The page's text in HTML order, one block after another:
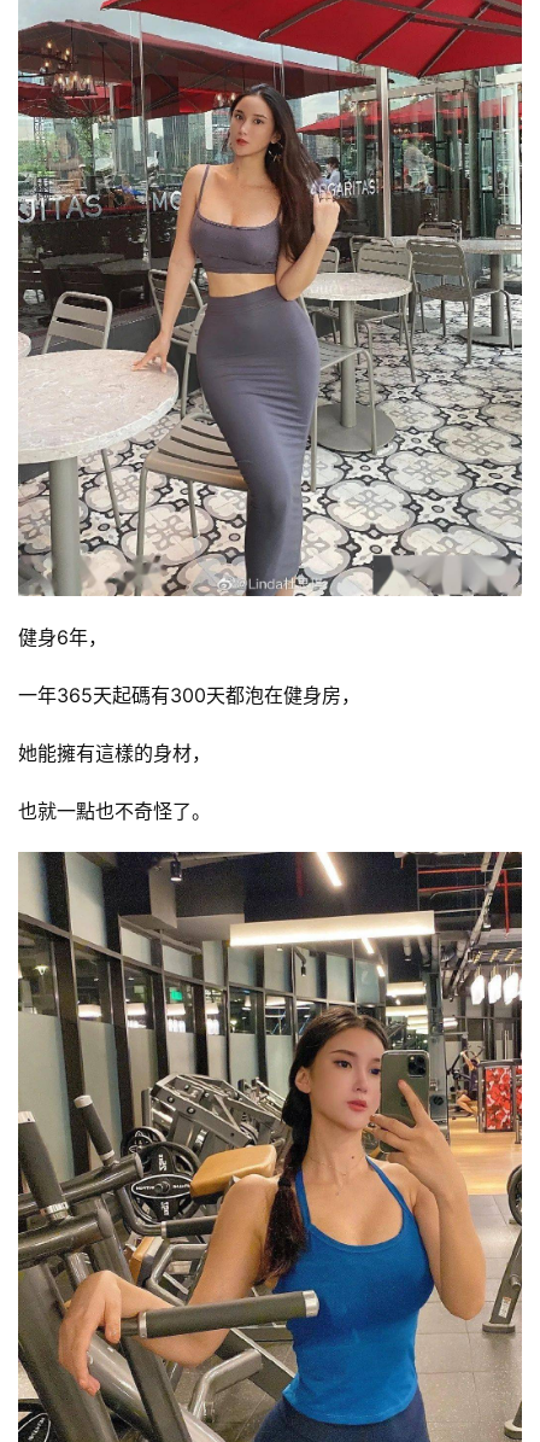
健身6年，
一年365天起碼有300天都泡在健身房，
她能擁有這樣的身材，
也就一點也不奇怪了。